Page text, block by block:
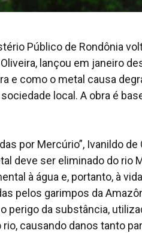
Público de Rondônia
lançou em janeiro
e como o metal causa
local. A obra é
por Mercúrio”, Ivanildo
deve ser eliminado do rio
à água e, portanto, à
pelos garimpos da
perigo da substância,
causando danos tanto